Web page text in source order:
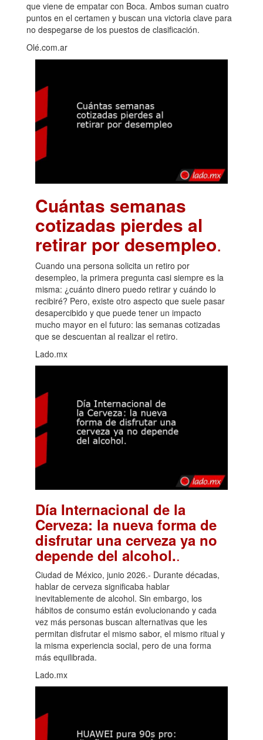
que viene de empatar con Boca. Ambos suman cuatro
puntos en el certamen y buscan una victoria clave para
no despegarse de los puestos de clasificación.
Olé.com.ar
Cuántas semanas
cotizadas pierdes al
retirar por desempleo.
Cuando una persona solicita un retiro por
desempleo, la primera pregunta casi siempre es la
misma: ¿cuánto dinero puedo retirar y cuándo lo
recibiré? Pero, existe otro aspecto que suele pasar
desapercibido y que puede tener un impacto
mucho mayor en el futuro: las semanas cotizadas
que se descuentan al realizar el retiro.
Lado.mx
Día Internacional de la
Cerveza: la nueva forma de
disfrutar una cerveza ya no
depende del alcohol..
Ciudad de México, junio 2026.- Durante décadas,
hablar de cerveza significaba hablar
inevitablemente de alcohol. Sin embargo, los
hábitos de consumo están evolucionando y cada
vez más personas buscan alternativas que les
permitan disfrutar el mismo sabor, el mismo ritual y
la misma experiencia social, pero de una forma
más equilibrada.
Lado.mx